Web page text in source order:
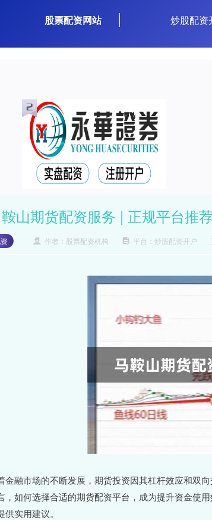
股票配资网站 炒股配资
山期货配资服务 | 正规平台推荐
作者：股票配资机构 平台：炒股配资开户
金融市场的不断发展，期货投资因其杠杆效应和双
，如何选择合适的期货配资平台，成为提升资金使
供实用建议。